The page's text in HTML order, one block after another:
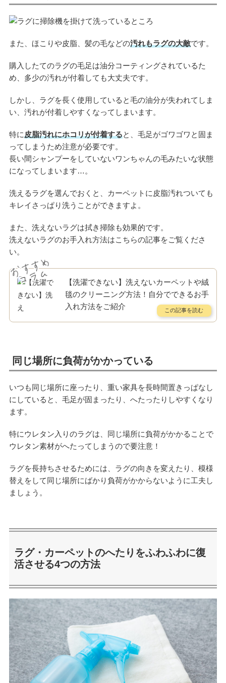
また、ほこりや皮脂、髪の毛などの汚れもラグの大敵です。
購入したてのラグの毛足は油分コーティングされているた
め、多少の汚れが付着しても大丈夫です。
しかし、ラグを長く使用していると毛の油分が失われてしま
い、汚れが付着しやすくなってしまいます。
特に皮脂汚れにホコリが付着すると、毛足がゴワゴワと固ま
ってしまうため注意が必要です。
長い間シャンプーをしていないワンちゃんの毛みたいな状態
になってしまいます…。
洗えるラグを選んでおくと、カーペットに皮脂汚れついても
キレイさっぱり洗うことができますよ。
また、洗えないラグは拭き掃除も効果的です。
洗えないラグのお手入れ方法はこちらの記事をご覧くださ
い。
【洗濯できない】洗えないカーペットや絨
毯のクリーニング方法！自分でできるお手
入れ方法をご紹介
同じ場所に負荷がかかっている
いつも同じ場所に座ったり、重い家具を長時間置きっぱなし
にしていると、毛足が固まったり、へたったりしやすくなり
ます。
特にウレタン入りのラグは、同じ場所に負荷がかかることで
ウレタン素材がへたってしまうので要注意！
ラグを長持ちさせるためには、ラグの向きを変えたり、模様
替えをして同じ場所にばかり負荷がかからないように工夫し
ましょう。
ラグ・カーペットのへたりをふわふわに復
活させる4つの方法